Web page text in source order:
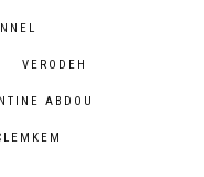
VERODEH
ABDOU